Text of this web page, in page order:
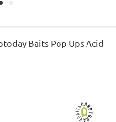
Baits Pop Ups Acid